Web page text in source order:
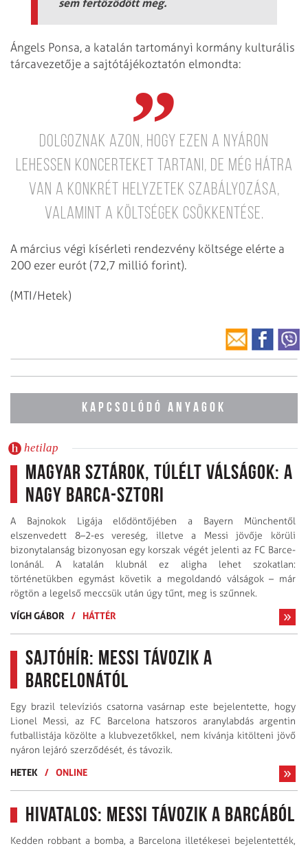
sem fertőződött meg.
Ángels Ponsa, a katalán tartományi kormány kulturális
tárcavezetője a sajtótájékoztatón elmondta:
dolgoznak azon, hogy ezen a nyáron
lehessen koncerteket tartani, de még hátra
van a konkrét helyzetek szabályozása,
valamint a költségek csökkentése.
A március végi kísérleti rendezvény költsége elérte a
200 ezer eurót (72,7 millió forint).
(MTI/Hetek)
KAPCSOLÓDÓ ANYAGOK
hetilap
Magyar sztárok, túlélt válságok: a
nagy Barca-sztori
A Bajnokok Ligája elődöntőjében a Bayern Münchentől
elszenvedett 8–2-es vereség, illetve a Messi jövője körüli
bizonytalanság bizonyosan egy korszak végét jelenti az FC Bar­ce­
lonánál. A katalán klubnál ez aligha lehet szokatlan:
történetükben egymást követik a megoldandó válságok – már
rögtön a legelső meccsük után úgy tűnt, meg is szűnnek.
VÍGH GÁBOR
/ HÁTTÉR
Sajtóhír: Messi távozik a
Barcelonától
Egy brazil televíziós csatorna vasárnap este bejelentette, hogy
Lionel Messi, az FC Barcelona hatszoros aranylabdás argentin
futballistája közölte a klubvezetőkkel, nem kívánja kitölteni jövő
nyáron lejáró szerződését, és távozik.
HETEK
/ ONLINE
Hivatalos: Messi távozik a Barcából
Kedden robbant a bomba, a Barcelona illetékesei bejelentették,